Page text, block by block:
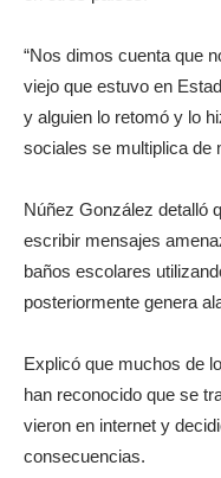
“Nos dimos cuenta que
viejo que estuvo en
y alguien lo retomó y lo
sociales se multiplica de
Núñez González detalló
escribir mensajes
baños escolares
posteriormente genera
Explicó que muchos de
han reconocido que se
vieron en internet y
consecuencias.